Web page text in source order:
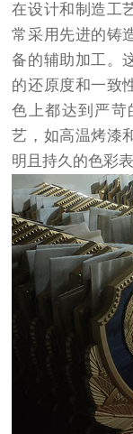
在设计和制造工
常采用先进的铸
备的辅助加工。
的还原度和一致
色上都达到严苛
艺，如高温烤漆
明且持久的色彩